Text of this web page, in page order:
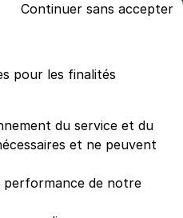
Continuer sans accepter
pour les finalités
du service et du
et ne peuvent
performance de notre